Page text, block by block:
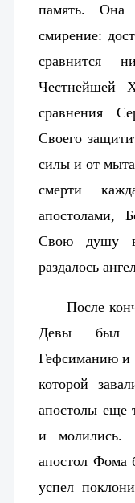
память. Она
смирение:
сравнится
Честнейшей
сравнения
Своего
силы и от
смерти
апостолами,
Свою душу
раздалось
После
Девы был
Гефсиманию и
которой
апостолы еще
и молились.
апостол Фома
успел